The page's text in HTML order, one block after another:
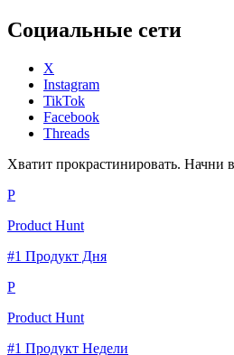
Социальные сети
X
Instagram
TikTok
Facebook
Threads
Хватит прокрастинировать. Начни
P
Product Hunt
#1 Продукт Дня
P
Product Hunt
#1 Продукт Недели